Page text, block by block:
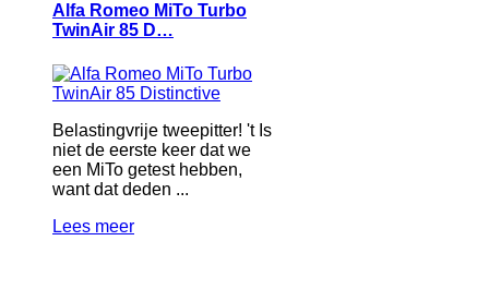
Alfa Romeo MiTo Turbo
TwinAir 85 D…
Belastingvrije tweepitter! 't Is
niet de eerste keer dat we
een MiTo getest hebben,
want dat deden ...
Lees meer